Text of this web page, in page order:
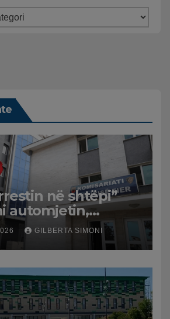
në shtëpi”
automjetin,
43-vjeçari
GILBERTA SIMONI